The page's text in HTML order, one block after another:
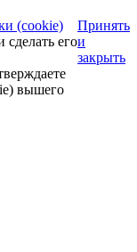
(cookie)
сделать его
вышего
Принять
и
закрыть